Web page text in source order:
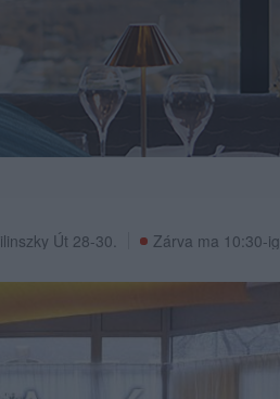
Út 28-30. Zárva ma 10:30-ig